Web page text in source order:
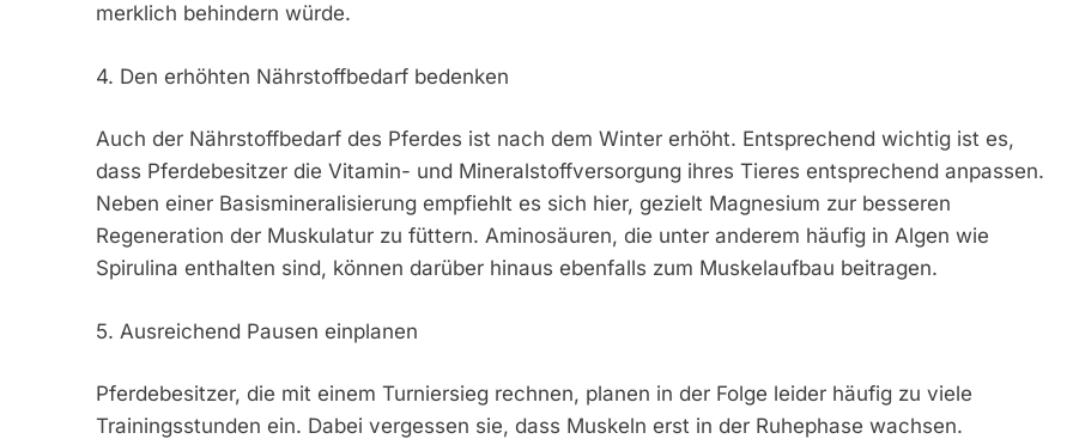
merklich behindern würde.
4. Den erhöhten Nährstoffbedarf bedenken
Auch der Nährstoffbedarf des Pferdes ist nach dem Winter erhöht. Entsprechend wichtig ist es,
dass Pferdebesitzer die Vitamin- und Mineralstoffversorgung ihres Tieres entsprechend anpassen.
Neben einer Basismineralisierung empfiehlt es sich hier, gezielt Magnesium zur besseren
Regeneration der Muskulatur zu füttern. Aminosäuren, die unter anderem häufig in Algen wie
Spirulina enthalten sind, können darüber hinaus ebenfalls zum Muskelaufbau beitragen.
5. Ausreichend Pausen einplanen
Pferdebesitzer, die mit einem Turniersieg rechnen, planen in der Folge leider häufig zu viele
Trainingsstunden ein. Dabei vergessen sie, dass Muskeln erst in der Ruhephase wachsen.